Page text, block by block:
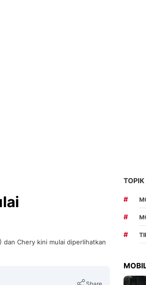
dan Chery kini mulai diperlihatkan
Share
TOPIK
#
#
#